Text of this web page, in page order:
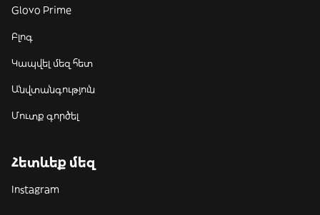
Glovo Prime
Բլոգ
Կապվել մեզ հետ
Անվտանգություն
Մուտք գործել
Հետևեք մեզ
Instagram